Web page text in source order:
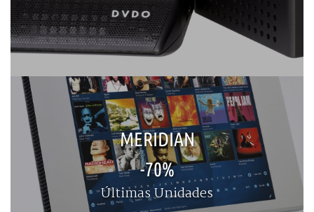
MERIDIAN
-70%
Últimas Unidades